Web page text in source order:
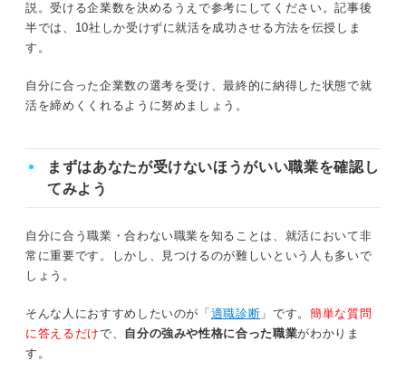
選考の模擬練習を繰り返しおこなう
適性検査の対策にも時間をかける
して判断しよう
説。受ける企業数を決めるうえで参考にしてください。記事後
半では、10社しか受けずに就活を成功させる方法を伝授しま
す。
自分に合った企業数の選考を受け、最終的に納得した状態で就
活を締めくくれるように努めましょう。
まずはあなたが受けないほうがいい職業を確認し
てみよう
自分に合う職業・合わない職業を知ることは、就活において非
常に重要です。しかし、見つけるのが難しいという人も多いで
しょう。
そんな人におすすめしたいのが「 適職診断 」です。 簡単な質問
に答えるだけで、 自分の強みや性格に合った職業がわかりま
す。
就活で10社しか受けなくても良いとされるケース
早期選考ですでに内々定を出されている
公務員との併願で民間は本命ではない
①限られた企業や業界についてしか理解が深まらない
③選考に慣れる機会が得られない